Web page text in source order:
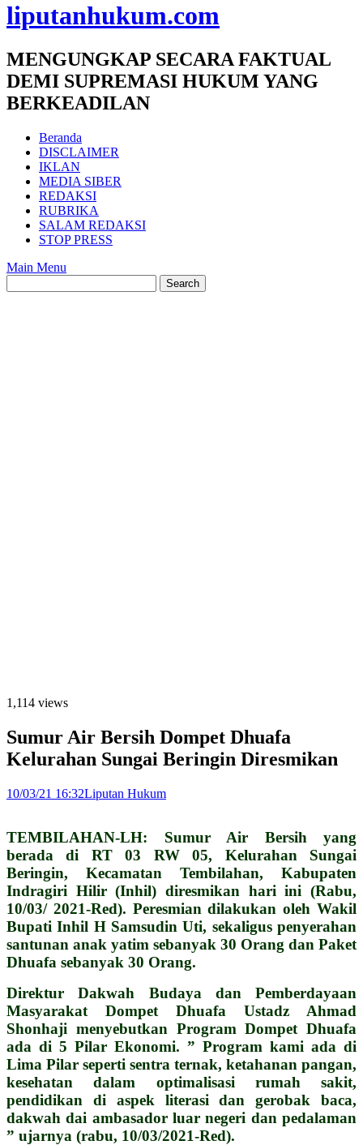
liputanhukum.com
MENGUNGKAP SECARA FAKTUAL
DEMI SUPREMASI HUKUM YANG
BERKEADILAN
Beranda
DISCLAIMER
IKLAN
MEDIA SIBER
REDAKSI
RUBRIKA
SALAM REDAKSI
STOP PRESS
Main Menu
1,114 views
Sumur Air Bersih Dompet Dhuafa
Kelurahan Sungai Beringin Diresmikan
10/03/21 16:32Liputan Hukum
TEMBILAHAN-LH: Sumur Air Bersih yang
berada di RT 03 RW 05, Kelurahan Sungai
Beringin, Kecamatan Tembilahan, Kabupaten
Indragiri Hilir (Inhil) diresmikan hari ini (Rabu,
10/03/ 2021-Red). Peresmian dilakukan oleh Wakil
Bupati Inhil H Samsudin Uti, sekaligus penyerahan
santunan anak yatim sebanyak 30 Orang dan Paket
Dhuafa sebanyak 30 Orang.
Direktur Dakwah Budaya dan Pemberdayaan
Masyarakat Dompet Dhuafa Ustadz Ahmad
Shonhaji menyebutkan Program Dompet Dhuafa
ada di 5 Pilar Ekonomi. ” Program kami ada di
Lima Pilar seperti sentra ternak, ketahanan pangan,
kesehatan dalam optimalisasi rumah sakit,
pendidikan di aspek literasi dan gerobak baca,
dakwah dai ambasador luar negeri dan pedalaman
” ujarnya (rabu, 10/03/2021-Red).